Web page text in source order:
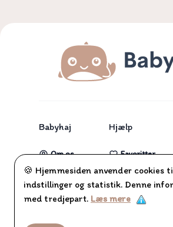
🍪 Hjemmesiden anvender cookies
indstillinger og statistik. Denne
med tredjepart. Læs mere
Babyhaj
Om os
Partnere
Hjælp
Favoritter
Tjekliste
Blog